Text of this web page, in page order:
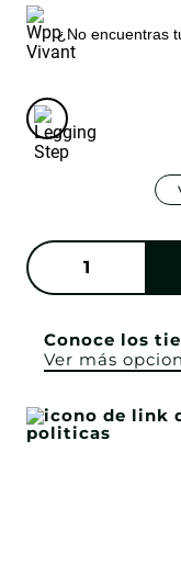
¿No encuentras
Conoce los
Ver más